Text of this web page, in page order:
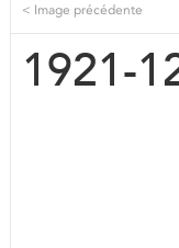
< Image précédente
1921-